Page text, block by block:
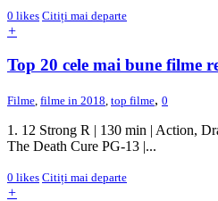
0 likes Citiți mai departe
+
Top 20 cele mai bune filme
Filme filme in 2018 top filme, 0
1. 12 Strong R | 130 min | Action,
The Death Cure PG-13 |...
0 likes Citiți mai departe
+